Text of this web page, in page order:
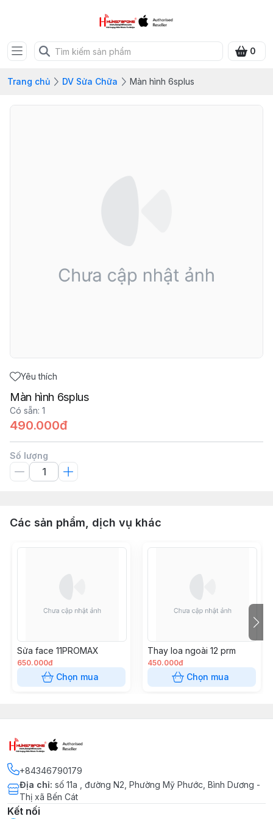
0
Trang chủ DV Sửa Chữa Màn hình 6splus
Yêu thích
Màn hình 6splus
Có sẵn: 1
490.000đ
Số lượng
Các sản phẩm, dịch vụ khác
Sửa face 11PROMAX
650.000đ
Chọn mua
Thay loa ngoài 12 prm
450.000đ
Chọn mua
+84346790179
Địa chỉ: số 11a , đường N2, Phường Mỹ Phước, Bình Dương -
Thị xã Bến Cát
Kết nối